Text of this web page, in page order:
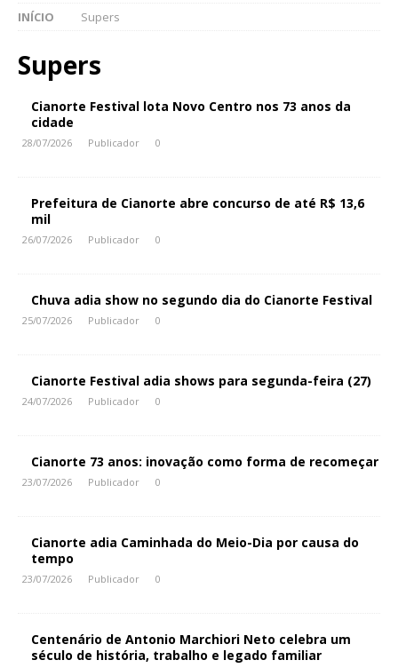
INÍCIO Supers
Supers
Cianorte Festival lota Novo Centro nos 73 anos da
cidade
28/07/2026 Publicador 0
Prefeitura de Cianorte abre concurso de até R$ 13,6
mil
26/07/2026 Publicador 0
Chuva adia show no segundo dia do Cianorte Festival
25/07/2026 Publicador 0
Cianorte Festival adia shows para segunda-feira (27)
24/07/2026 Publicador 0
Cianorte 73 anos: inovação como forma de recomeçar
23/07/2026 Publicador 0
Cianorte adia Caminhada do Meio-Dia por causa do
tempo
23/07/2026 Publicador 0
Centenário de Antonio Marchiori Neto celebra um
século de história, trabalho e legado familiar